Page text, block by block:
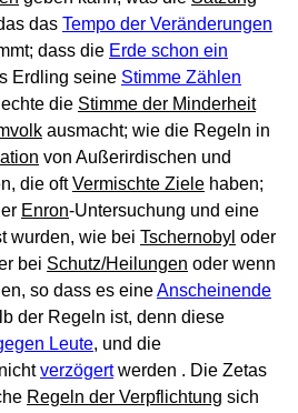
das Tempo der Veränderungen
dass die Erde schon ein
Erdling seine Stimme Zählen
die Stimme der Minderheit
ausmacht; wie die Regeln in
von Außerirdischen und
die oftVermischte Ziele haben;
Enron-Untersuchung und eine
wurden, wie bei Tschernobyl oder
bei Schutz/Heilungen oder wenn
so dass es eineAnscheinende
der Regeln ist, denn diese
Leute, und die
verzögertwerden . Die Zetas
Regeln der Verpflichtung sich